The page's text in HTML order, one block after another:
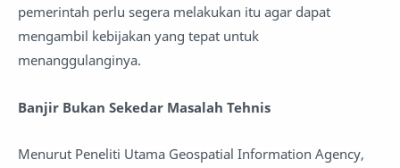
pemerintah perlu segera melakukan itu agar dapat
mengambil kebijakan yang tepat untuk
menanggulanginya.
Banjir Bukan Sekedar Masalah Tehnis
Menurut Peneliti Utama Geospatial Information Agency,